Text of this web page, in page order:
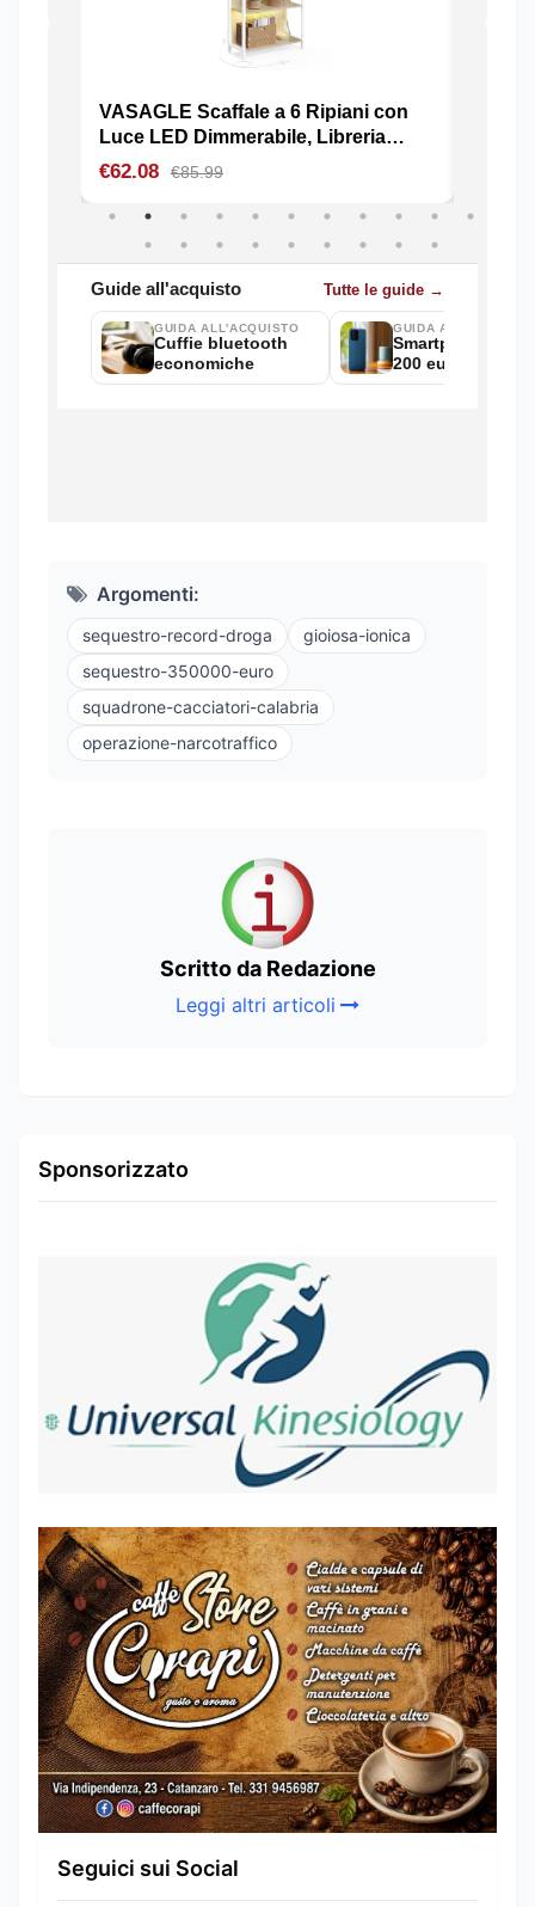
Argomenti:
sequestro-record-droga
gioiosa-ionica
sequestro-350000-euro
squadrone-cacciatori-calabria
operazione-narcotraffico
Scritto da Redazione
Leggi altri articoli
Sponsorizzato
Seguici sui Social